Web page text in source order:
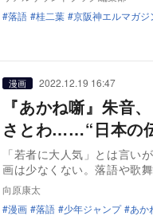
落語
桂二葉 京阪神エルマガジ
漫画 2022.12.19 16:47
『あかね噺』朱音
さとわ……“日本の
「若者に大人気」とは言い
画は少なくない。落語や歌
向原康太
漫画
落語 少年ジャンプ あか